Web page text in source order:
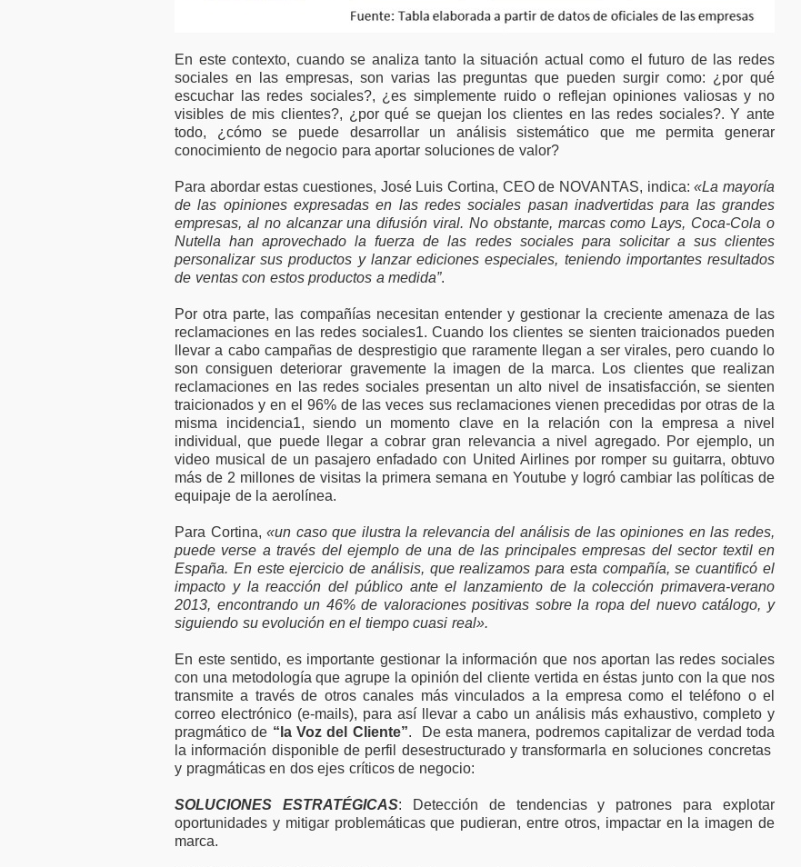
En este contexto, cuando se analiza tanto la situación actual como el futuro de las redes
sociales en las empresas, son varias las preguntas que pueden surgir como: ¿por qué
escuchar las redes sociales?, ¿es simplemente ruido o reflejan opiniones valiosas y no
visibles de mis clientes?, ¿por qué se quejan los clientes en las redes sociales?. Y ante
todo, ¿cómo se puede desarrollar un análisis sistemático que me permita generar
conocimiento de negocio para aportar soluciones de valor?
Para abordar estas cuestiones, José Luis Cortina, CEO de NOVANTAS, indica:«La mayoría
de las opiniones expresadas en las redes sociales pasan inadvertidas para las grandes
empresas, al no alcanzar una difusión viral. No obstante, marcas como Lays, Coca-Cola o
Nutella han aprovechado la fuerza de las redes sociales para solicitar a sus clientes
personalizar sus productos y lanzar ediciones especiales, teniendo importantes resultados
de ventas con estos productos a medida”.
Por otra parte, las compañías necesitan entender y gestionar la creciente amenaza de las
reclamaciones en las redes sociales1. Cuando los clientes se sienten traicionados pueden
llevar a cabo campañas de desprestigio que raramente llegan a ser virales, pero cuando lo
son consiguen deteriorar gravemente la imagen de la marca. Los clientes que realizan
reclamaciones en las redes sociales presentan un alto nivel de insatisfacción, se sienten
traicionados y en el 96% de las veces sus reclamaciones vienen precedidas por otras de la
misma incidencia1, siendo un momento clave en la relación con la empresa a nivel
individual, que puede llegar a cobrar gran relevancia a nivel agregado. Por ejemplo, un
video musical de un pasajero enfadado con United Airlines por romper su guitarra, obtuvo
más de 2 millones de visitas la primera semana en Youtube y logró cambiar las políticas de
equipaje de la aerolínea.
Para Cortina, «un caso que ilustra la relevancia del análisis de las opiniones en las redes,
puede verse a través del ejemplo de una de las principales empresas del sector textil en
España. En este ejercicio de análisis, que realizamos para esta compañía, se cuantificó el
impacto y la reacción del público ante el lanzamiento de la colección primavera-verano
2013, encontrando un 46% de valoraciones positivas sobre la ropa del nuevo catálogo, y
siguiendo su evolución en el tiempo cuasi real».
En este sentido, es importante gestionar la información que nos aportan las redes sociales
con una metodología que agrupe la opinión del cliente vertida en éstas junto con la que nos
transmite a través de otros canales más vinculados a la empresa como el teléfono o el
correo electrónico (e-mails), para así llevar a cabo un análisis más exhaustivo, completo y
pragmático de “la Voz del Cliente”. De esta manera, podremos capitalizar de verdad toda
la información disponible de perfil desestructurado y transformarla en soluciones concretas
y pragmáticas en dos ejes críticos de negocio:
SOLUCIONES ESTRATÉGICAS: Detección de tendencias y patrones para explotar
oportunidades y mitigar problemáticas que pudieran, entre otros, impactar en la imagen de
marca.